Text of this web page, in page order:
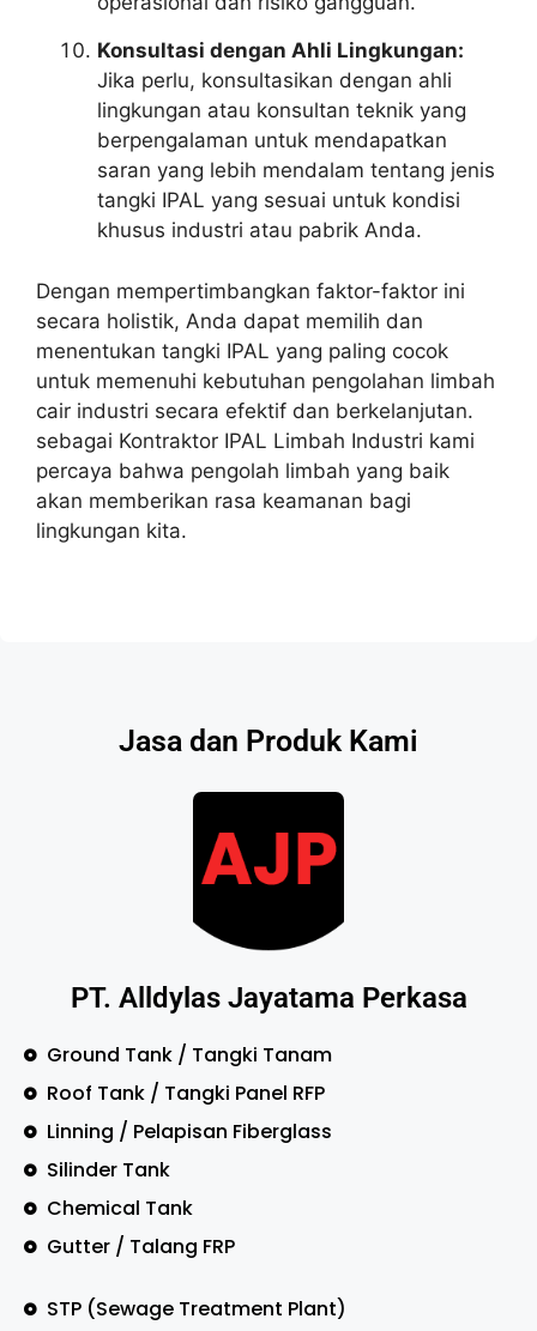
Konsultasi dengan Ahli Lingkungan:
Jika perlu, konsultasikan dengan ahli
lingkungan atau konsultan teknik yang
berpengalaman untuk mendapatkan
saran yang lebih mendalam tentang jenis
tangki IPAL yang sesuai untuk kondisi
khusus industri atau pabrik Anda.
Dengan mempertimbangkan faktor-faktor ini
secara holistik, Anda dapat memilih dan
menentukan tangki IPAL yang paling cocok
untuk memenuhi kebutuhan pengolahan limbah
cair industri secara efektif dan berkelanjutan.
sebagai Kontraktor IPAL Limbah Industri kami
percaya bahwa pengolah limbah yang baik
akan memberikan rasa keamanan bagi
lingkungan kita.
Jasa dan Produk Kami
PT. Alldylas Jayatama Perkasa
Ground Tank / Tangki Tanam
Roof Tank / Tangki Panel RFP
Linning / Pelapisan Fiberglass
Silinder Tank
Chemical Tank
Gutter / Talang FRP
STP (Sewage Treatment Plant)